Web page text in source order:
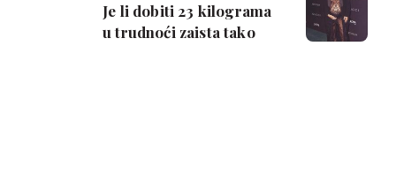
Je li dobiti 23 kilograma
u trudnoći zaista tako